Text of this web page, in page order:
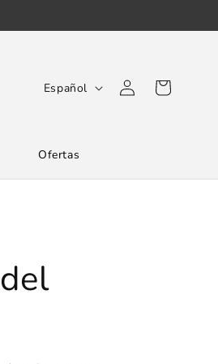
Ofertas
o
m
Español
Iniciar
sesión
Carrito